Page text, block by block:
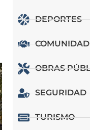
DEPORTES
COMUNIDAD
OBRAS
SEGURIDAD
TURISMO